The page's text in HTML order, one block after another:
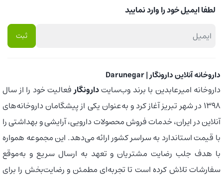
لطفا ایمیل خود را وارد نمایید
داروخانه آنلاین دارونگار | Darunegar
داروخانه امیرعابدین با برند وب‌سایتدارونگارفعالیت خود را از سال
1398 در شهر تبریز آغاز کرد و به‌عنوان یکی از پیشگامان داروخانه‌های
آنلاین در ایران، خدمات فروش محصولات دارویی، آرایشی و بهداشتی را
با قیمت استاندارد به سراسر کشور ارائه می‌دهد. این مجموعه همواره
با هدف جلب رضایت مشتریان و تعهد به ارسال سریع و به‌موقع
سفارشات تلاش کرده است تا تجربه‌ای مطمئن و رضایت‌بخش را برای